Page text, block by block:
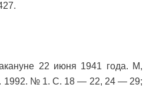
22 июня 1941 года. М,
1992. № 1. С. 18 — 22, 24 — 29;